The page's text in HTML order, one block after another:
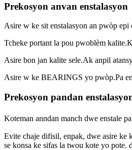
Prekosyon anvan enstalasyon
Asire w ke sit enstalasyon an pwòp epi
Tcheke portant la pou pwoblèm
Asire bon jan kalite sele.Ak anpil
Asire w ke BEARINGS yo pwòp.Pa
Prekosyon pandan
Koteman anndan manch dwe enstale
Evite chaje difisil, enpak, dwe asire ke
se konsa ke sifas la twou kote yo pote.